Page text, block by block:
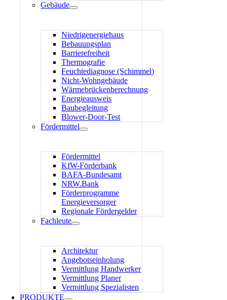
Gebäude
Niedrigenergiehaus
Bebauungsplan
Barrierefreiheit
Thermografie
Feuchtediagnose (Schimmel)
Nicht-Wohngebäude
Wärmebrückenberechnung
Energieausweis
Baubegleitung
Blower-Door-Test
Fördermittel
Fördermittel
KfW-Förderbank
BAFA-Bundesamt
NRW.Bank
Förderprogramme
Energieversorger
Regionale Fördergelder
Fachleute
Architektur
Angebotseinholung
Vermittlung Handwerker
Vermittlung Planer
Vermittlung Spezialisten
PRODUKTE